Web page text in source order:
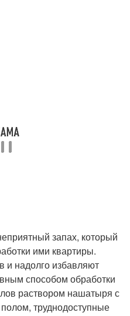
запах, который
ими квартиры.
и надолго избавляют
способом обработки
раствором нашатыря с
труднодоступные